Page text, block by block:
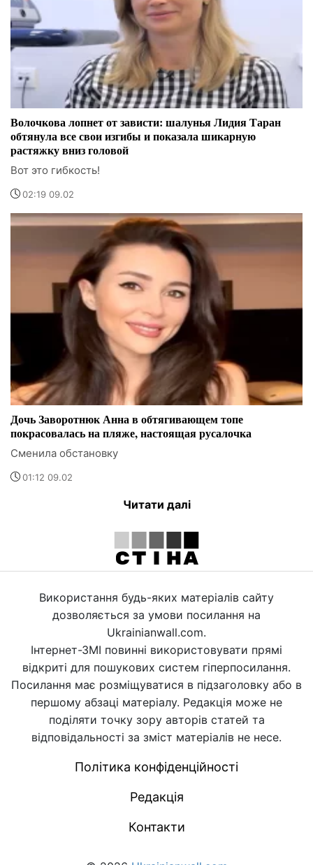
Волочкова лопнет от зависти: шалунья Лидия Таран
обтянула все свои изгибы и показала шикарную
растяжку вниз головой
Вот это гибкость!
02:19 09.02
Дочь Заворотнюк Анна в обтягивающем топе
покрасовалась на пляже, настоящая русалочка
Сменила обстановку
01:12 09.02
Читати далі
Використання будь-яких матеріалів сайту
дозволяється за умови посилання на
Ukrainianwall.com.
Інтернет-ЗМІ повинні використовувати прямі
відкриті для пошукових систем гіперпосилання.
Посилання має розміщуватися в підзаголовку або в
першому абзаці матеріалу. Редакція може не
поділяти точку зору авторів статей та
відповідальності за зміст матеріалів не несе.
Політика конфіденційності
Редакція
Контакти